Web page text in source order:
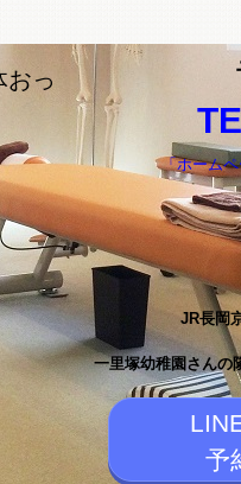
っ
「ホーム
JR長岡
一里塚幼稚園さんの
予